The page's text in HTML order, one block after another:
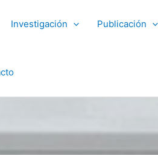
Investigación Publicación